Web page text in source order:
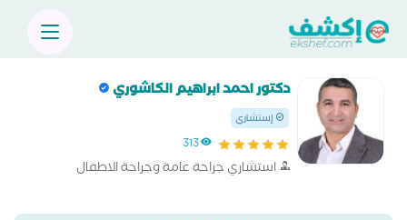
دكتور احمد ابراهيم الكاشوري
إستشاري
313
استشاري جراحة عامة وجراحة الاطفال